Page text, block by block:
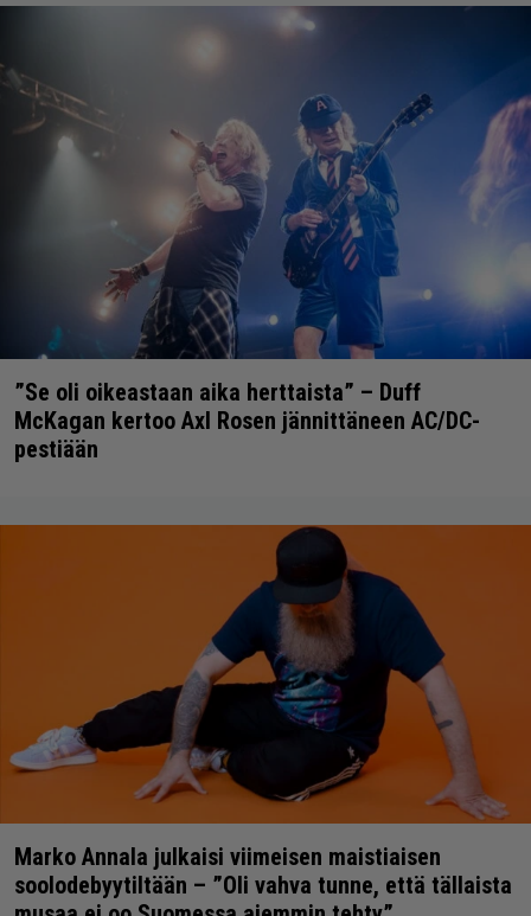
”Se oli oikeastaan aika herttaista” – Duff
McKagan kertoo Axl Rosen jännittäneen AC/DC-
pestiään
Marko Annala julkaisi viimeisen maistiaisen
soolodebyytiltään – ”Oli vahva tunne, että tällaista